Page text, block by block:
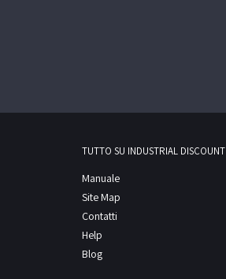
TUTTO SU INDUSTRIAL DISCOUNT
Manuale
Site Map
Contatti
Help
Blog